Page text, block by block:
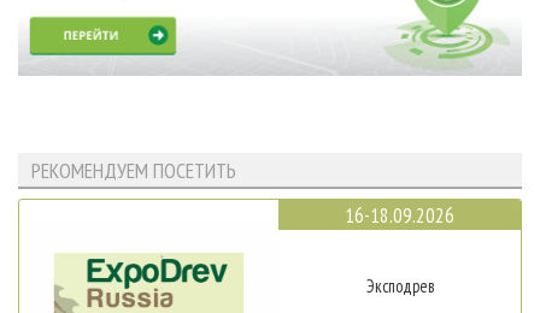
РЕКОМЕНДУЕМ ПОСЕТИТЬ
16-18.09.2026
Эксподрев